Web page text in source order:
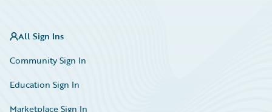
All Sign Ins
Community Sign In
Education Sign In
Marketplace Sign In